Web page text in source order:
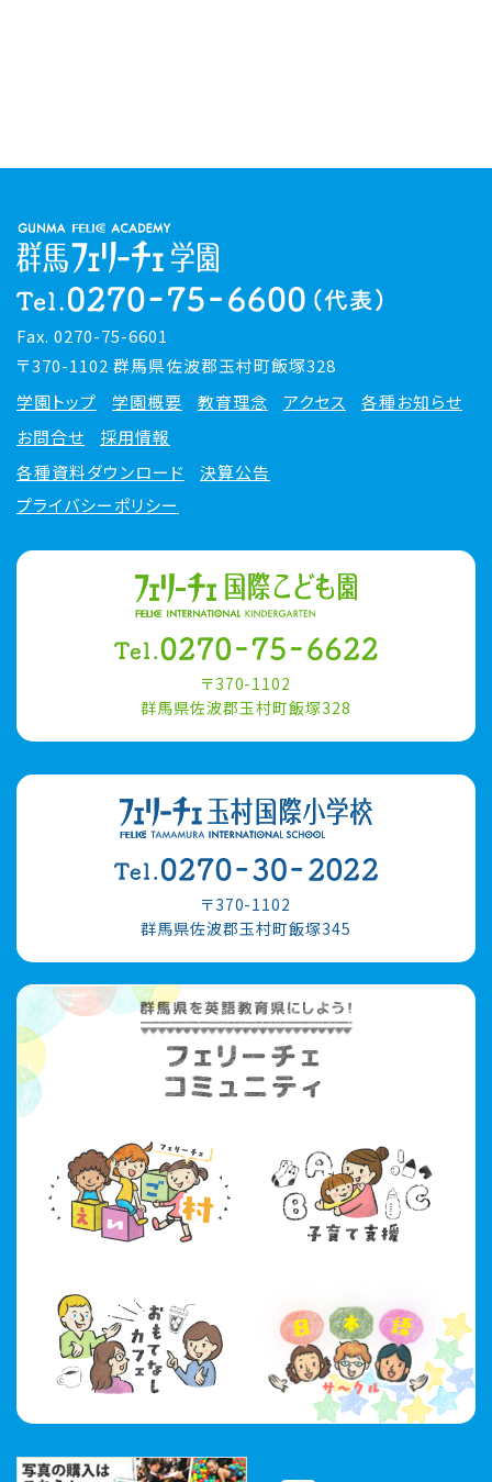
Fax. 0270-75-6601
〒370-1102 群馬県佐波郡玉村町飯塚328
プライバシーポリシー
学園トップ 学園概要 教育理念 アクセス
各種お知らせ
お問合せ
採用情報
各種資料ダウンロード
決算公告
〒370-1102
群馬県佐波郡玉村町飯塚328
〒370-1102
群馬県佐波郡玉村町飯塚345